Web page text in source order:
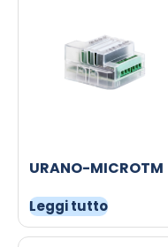
URANO-MICROTM
Leggi tutto